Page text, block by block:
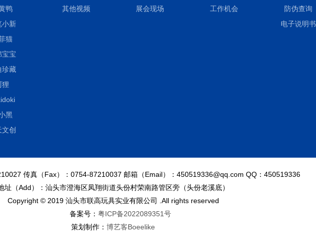
鸭
小新
猫
宝宝
珍藏
狸
黑
创
其他视频
展会现场
工作机会
防伪查询
电子说明书
传真（Fax）：0754-87210037 邮箱（Email）：450519336@qq.com QQ：450519336
址（Add）：汕头市澄海区凤翔街道头份村荣南路管区旁（头份老溪底）
Copyright © 2019 汕头市联高玩具实业有限公司 .All rights reserved
备案号： 粤ICP备2022089351号
策划制作： 博艺客Boeelike